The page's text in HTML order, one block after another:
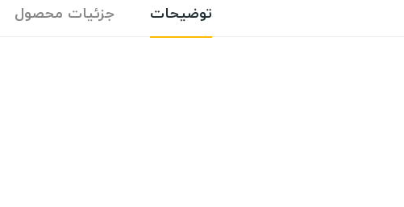
توضیحات جزئیات محصول